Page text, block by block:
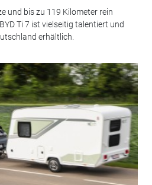
und bis zu 119 Kilometer rein
Ti 7 ist vielseitig talentiert und
erhältlich.